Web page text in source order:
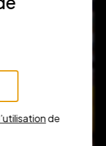
de